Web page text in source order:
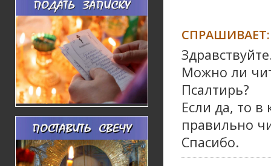
СПРАШИВАЕТ:
Можно ли
Псалтирь?
Если да, то
правильно
Спасибо.